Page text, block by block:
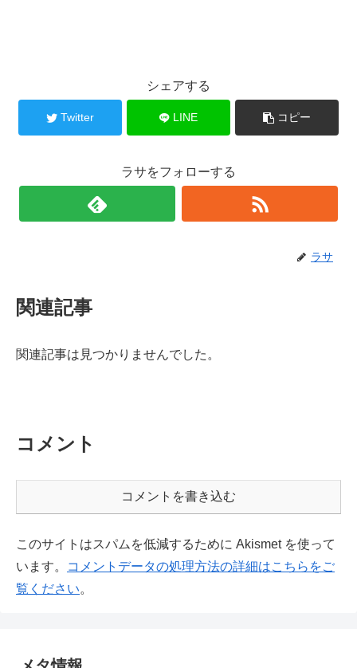
シェアする
Twitter LINE コピー
ラサをフォローする
ラサ
関連記事
関連記事は見つかりませんでした。
コメント
コメントを書き込む
このサイトはスパムを低減するために Akismet を使って
います。
コメントデータの処理方法の詳細はこちらをご
覧ください。